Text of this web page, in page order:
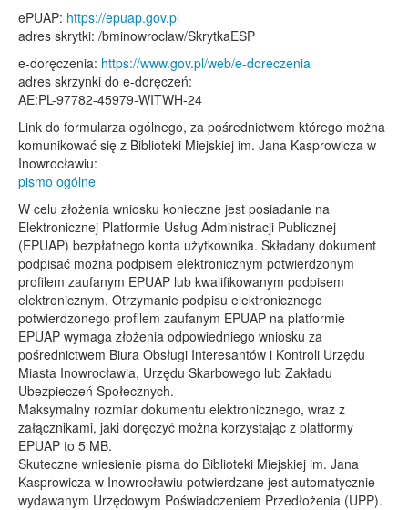
ePUAP: https://epuap.gov.pl
adres skrytki: /bminowroclaw/SkrytkaESP
e-doręczenia: https://www.gov.pl/web/e-doreczenia
adres skrzynki do e-doręczeń:
AE:PL-97782-45979-WITWH-24
Link do formularza ogólnego, za pośrednictwem którego można
komunikować się z Biblioteki Miejskiej im. Jana Kasprowicza w
Inowrocławiu:
pismo ogólne
W celu złożenia wniosku konieczne jest posiadanie na
Elektronicznej Platformie Usług Administracji Publicznej
(EPUAP) bezpłatnego konta użytkownika. Składany dokument
podpisać można podpisem elektronicznym potwierdzonym
profilem zaufanym EPUAP lub kwalifikowanym podpisem
elektronicznym. Otrzymanie podpisu elektronicznego
potwierdzonego profilem zaufanym EPUAP na platformie
EPUAP wymaga złożenia odpowiedniego wniosku za
pośrednictwem Biura Obsługi Interesantów i Kontroli Urzędu
Miasta Inowrocławia, Urzędu Skarbowego lub Zakładu
Ubezpieczeń Społecznych.
Maksymalny rozmiar dokumentu elektronicznego, wraz z
załącznikami, jaki doręczyć można korzystając z platformy
EPUAP to 5 MB.
Skuteczne wniesienie pisma do Biblioteki Miejskiej im. Jana
Kasprowicza w Inowrocławiu potwierdzane jest automatycznie
wydawanym Urzędowym Poświadczeniem Przedłożenia (UPP).